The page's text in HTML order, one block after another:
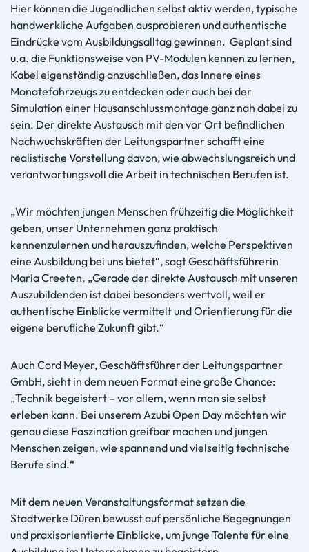
Hier können die Jugendlichen selbst aktiv werden, typische
handwerkliche Aufgaben ausprobieren und authentische
Eindrücke vom Ausbildungsalltag gewinnen. Geplant sind
u.a. die Funktionsweise von PV-Modulen kennen zu lernen,
Kabel eigenständig anzuschließen, das Innere eines
Monatefahrzeugs zu entdecken oder auch bei der
Simulation einer Hausanschlussmontage ganz nah dabei zu
sein. Der direkte Austausch mit den vor Ort befindlichen
Nachwuchskräften der Leitungspartner schafft eine
realistische Vorstellung davon, wie abwechslungsreich und
verantwortungsvoll die Arbeit in technischen Berufen ist.
„Wir möchten jungen Menschen frühzeitig die Möglichkeit
geben, unser Unternehmen ganz praktisch
kennenzulernen und herauszufinden, welche Perspektiven
eine Ausbildung bei uns bietet“, sagt Geschäftsführerin
Maria Creeten. „Gerade der direkte Austausch mit unseren
Auszubildenden ist dabei besonders wertvoll, weil er
authentische Einblicke vermittelt und Orientierung für die
eigene berufliche Zukunft gibt.“
Auch Cord Meyer, Geschäftsführer der Leitungspartner
GmbH, sieht in dem neuen Format eine große Chance:
„Technik begeistert – vor allem, wenn man sie selbst
erleben kann. Bei unserem Azubi Open Day möchten wir
genau diese Faszination greifbar machen und jungen
Menschen zeigen, wie spannend und vielseitig technische
Berufe sind.“
Mit dem neuen Veranstaltungsformat setzen die
Stadtwerke Düren bewusst auf persönliche Begegnungen
und praxisorientierte Einblicke, um junge Talente für eine